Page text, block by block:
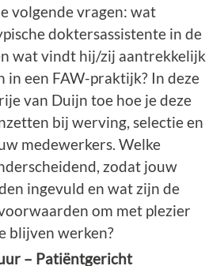
volgende vragen: wat
doktersassistente in de
wat vindt hij/zij aantrekkelijk
in een FAW-praktijk? In deze
van Duijn toe hoe je deze
bij werving, selectie en
medewerkers. Welke
zodat jouw
ingevuld en wat zijn de
om met plezier
blijven werken?
– Patiëntgericht